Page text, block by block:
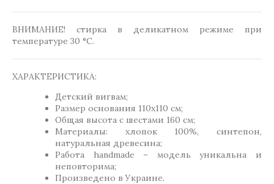
ВНИМАНИЕ! стирка в деликатном режиме при
температуре 30 °C.
ХАРАКТЕРИСТИКА:
Детский вигвам;
Размер основания 110х110 см;
Общая высота с шестами 160 см;
Материалы: хлопок 100%, синтепон,
натуральная древесина;
Работа handmade – модель уникальна и
неповторима;
Произведено в Украине.